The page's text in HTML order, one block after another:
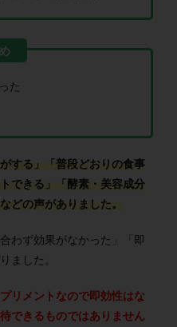
た
する」「普段どおりの食事
できる」「酵素・美容成分
どの声がありました。
わず効果がなかった」「即
ました。
リメントなので即効性はな
できるものではありません